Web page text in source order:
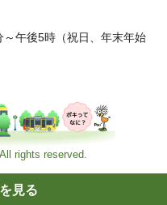
午後5時（祝日、年末年始
rights reserved.
見る